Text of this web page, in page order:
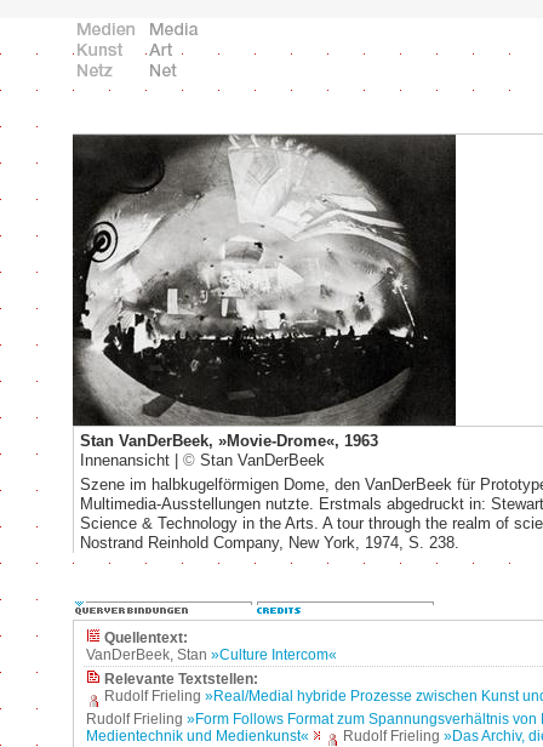
Stan VanDerBeek, »Movie-Drome«, 1963
Innenansicht | © Stan VanDerBeek
Szene im halbkugelförmigen Dome, den VanDerBeek für
Multimedia-Ausstellungen nutzte. Erstmals abgedruckt in:
Science & Technology in the Arts. A tour through the realm of
Nostrand Reinhold Company, New York, 1974, S. 238.
Quellentext:
VanDerBeek, Stan »Culture Intercom«
Relevante Textstellen:
Rudolf Frieling »Real/Medial hybride Prozesse zwischen Kunst
Rudolf Frieling »Form Follows Format zum Spannungsverhältnis von
Medientechnik und Medienkunst«
Rudolf Frieling »Das Archiv,